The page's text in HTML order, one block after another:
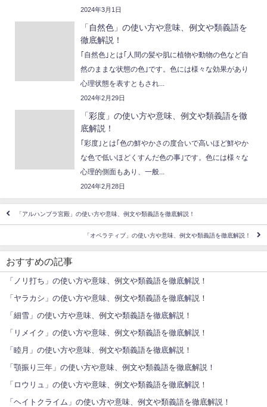
2024年3月1日
「自然色」の使い方や意味、例文や類義語を
徹底解説！
｢自然色｣とは｢人間の髪や肌に植物や動物の色など自
然のままな状態の色｣です。色には様々な効果があり
心理状態を表すともされ...
2024年2月29日
「彩度」の使い方や意味、例文や類義語を徹
底解説！
｢彩度｣とは｢色の鮮やかさの度合いで高いほど鮮やか
な色で低いほどくすんだ色の事｣です。色には様々な
心理的側面もあり、一般...
2024年2月28日
「アルハンブラ宮殿」の使い方や意味、例文や類義語を徹底解説！
「オペラティブ」の使い方や意味、例文や類義語を徹底解説！
おすすめの記事
「ノリ打ち」の使い方や意味、例文や類義語を徹底解説！
「ヤラカシ」の使い方や意味、例文や類義語を徹底解説！
「細雪」の使い方や意味、例文や類義語を徹底解説！
「リメイク」の使い方や意味、例文や類義語を徹底解説！
「睦月」の使い方や意味、例文や類義語を徹底解説！
「顎振り三年」の使い方や意味、例文や類義語を徹底解説！
「ロウリュ」の使い方や意味、例文や類義語を徹底解説！
「ヘイトクライム」の使い方や意味、例文や類義語を徹底解説！